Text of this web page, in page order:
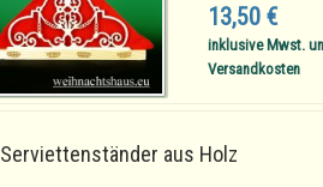
13,50 €
inklusive Mwst.
Versandkosten
Serviettenständer aus Holz